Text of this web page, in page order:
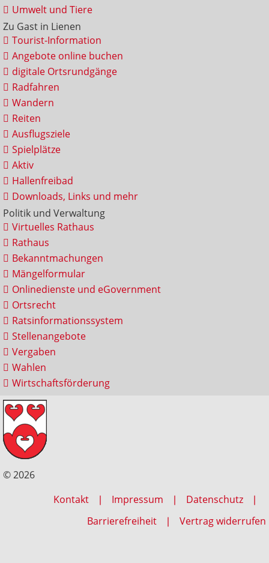
Umwelt und Tiere
Zu Gast in Lienen
Tourist-Information
Angebote online buchen
digitale Ortsrundgänge
Radfahren
Wandern
Reiten
Ausflugsziele
Spielplätze
Aktiv
Hallenfreibad
Downloads, Links und mehr
Politik und Verwaltung
Virtuelles Rathaus
Rathaus
Bekanntmachungen
Mängelformular
Onlinedienste und eGovernment
Ortsrecht
Ratsinformationssystem
Stellenangebote
Vergaben
Wahlen
Wirtschaftsförderung
© 2026
Kontakt
Impressum
Datenschutz
Barrierefreiheit
Vertrag widerrufen